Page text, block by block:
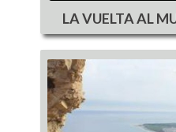
LA VUELTA AL